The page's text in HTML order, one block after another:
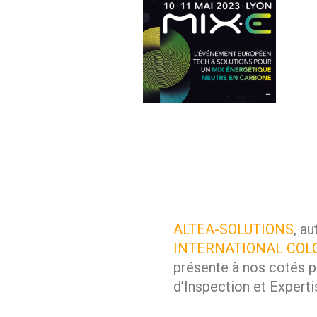
ALTEA-SOLUTIONS,
INTERNATIONAL
présente à nos cotés
d’Inspection et